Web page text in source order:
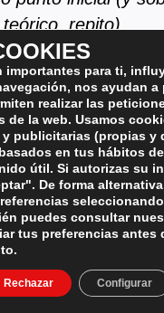
repito)
es el
hay sobre el
punto negativo,
puede ser algo
personas.
con un calado
profundo y
es una
e intrascendente.
importantes para ti,
nos ayudan a
realizar las
de la web. Usamos
publicitarias (propias y
en tus hábitos
útil. Si autorizas su
De forma
puedes consultar
tus preferencias antes
Rechazar Configurar